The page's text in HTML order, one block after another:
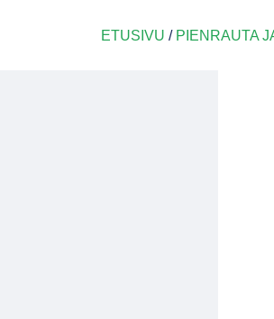
ETUSIVU / PIENRAUTA